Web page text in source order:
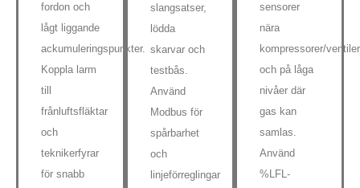
fordon och
lågt liggande
ackumuleringspunkter.
Koppla larm
till
frånluftsfläktar
och
teknikerfyrar
för snabb
slangsatser,
lödda
skarvar och
testbås.
Använd
Modbus för
spårbarhet
och
linjeförreglingar
sensorer
nära
kompressorer/ventiler
och på låga
nivåer där
gas kan
samlas.
Använd
%LFL-